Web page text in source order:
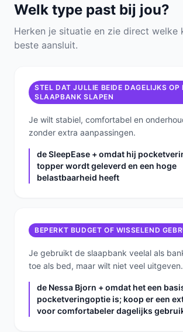
Welk type past bij jou?
Herken je situatie en zie direct welke
beste aansluit.
STEL DAT JULLIE BEIDE DAGELIJKS OP
SLAAPBANK SLAPEN
Je wilt stabiel, comfortabel en
zonder extra aanpassingen.
de SleepEase + omdat hij
topper wordt geleverd en een hoge
belastbaarheid heeft
BEPERKT BUDGET OF WISSELEND
Je gebruikt de slaapbank veelal als
toe als bed, maar wilt niet veel uitgeven.
de Nessa Bjorn + omdat het een
pocketveringoptie is; koop er een
voor comfortabeler dagelijks